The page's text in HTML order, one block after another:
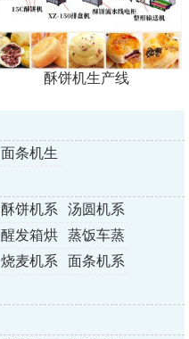
酥饼机生产线
面条机生
酥饼机系
列
汤圆机系
列
醒发箱烘
烤炉
蒸饭车蒸
包炉
烧麦机系
面条机系